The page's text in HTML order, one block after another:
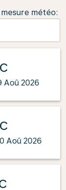
météo:
Aoû 2026
Aoû 2026